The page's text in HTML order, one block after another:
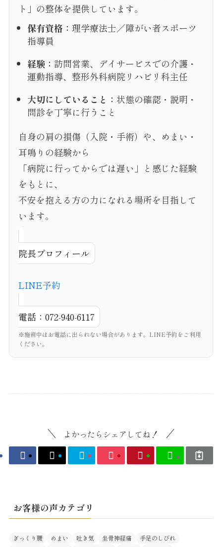
ト」の整体を提供しています。
保有資格： 理学療法士／障がい者スポーツ
指導員
経験： 訪問営業、デイサービスでの介護・
運動指導、整形外科病院リハビリ科主任
大切にしていること： 状態の確認・説明・
問診を丁寧に行うこと
自身の肩の損傷（入院・手術）や、めまい・
耳鳴りの経験から
「病院に行ってからでは遅い」と感じた経験
をもとに、
不安を抱える方の力になれる場所を目指して
います。
院長プロフィール
LINE予約
電話：072-940-6117
※施術中はお電話に出られない場合があります。LINE予約をご利用
ください。
よかったらシェアしてね！
お客様の声カテゴリ
ぎっくり腰 めまい 吐き気 坐骨神経痛
手足のしびれ